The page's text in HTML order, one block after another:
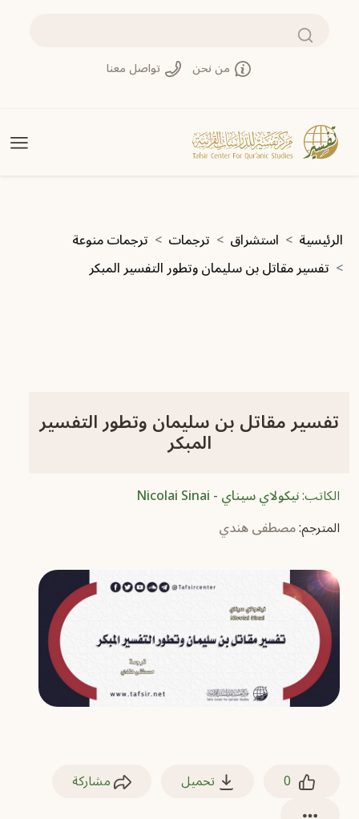
بحث
من نحن تواصل معنا
مسار التنقل
الرئيسية استشراق ترجمات
ترجمات منوعة
تفسير مقاتل بن سليمان وتطور التفسير المبكر
تفسير مقاتل بن سليمان وتطور التفسير
المبكر
الكاتب:نيكولاي سيناي - Nicolai Sinai
المترجم:مصطفى هندي
0 تحميل مشاركة